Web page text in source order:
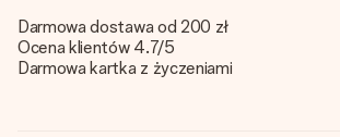
Darmowa dostawa od 200 zł
Ocena klientów 4.7/5
Darmowa kartka z życzeniami